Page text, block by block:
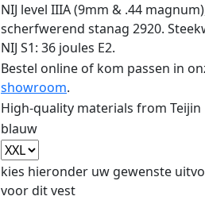
NIJ level IIIA (9mm & .44
scherfwerend stanag 2920.
NIJ S1: 36 joules E2.
Bestel online of kom passen in
showroom.
High-quality materials from Teijin
blauw
kies hieronder uw gewenste
voor dit vest